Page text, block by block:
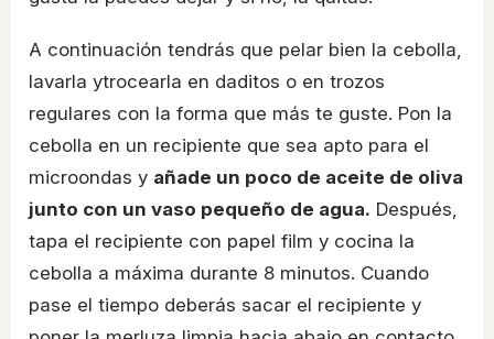
A continuación tendrás que pelar bien la cebolla,
lavarla ytrocearla en daditos o en trozos
regulares con la forma que más te guste. Pon la
cebolla en un recipiente que sea apto para el
microondas y añade un poco de aceite de oliva
junto con un vaso pequeño de agua. Después,
tapa el recipiente con papel film y cocina la
cebolla a máxima durante 8 minutos. Cuando
pase el tiempo deberás sacar el recipiente y